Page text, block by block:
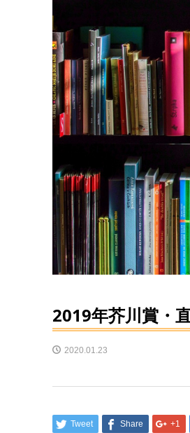
2019年芥川賞・
2020.01.23
Tweet Share +1